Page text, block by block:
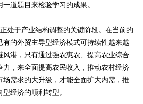
道题目来检验学习的成果。
于产业结构调整的关键阶段。在当前的
有的外贸主导型经济模式可持续性越来越
风港，只有通过强农惠农、提高农业综合
力，来全面提高农民收入，推动农村经济
场需求的大升级，才能全面扩大内需，推
经济的顺利转型。